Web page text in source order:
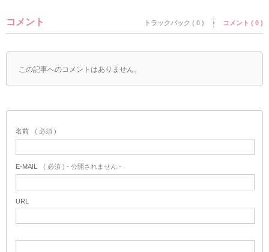
コメント トラックバック ( 0 ) コメント ( 0 )
この記事へのコメントはありません。
名前 ( 必須 )
E-MAIL ( 必須 ) - 公開されません -
URL